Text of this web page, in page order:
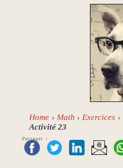
Home Math Exercices
Activité 23
Partager :